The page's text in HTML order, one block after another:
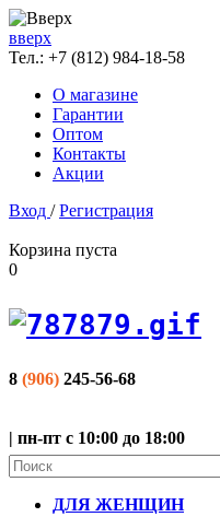
вверх
Тел.: +7 (812) 984-18-58
О магазине
Гарантии
Оптом
Контакты
Акции
Вход /Регистрация
Корзина пуста
0
8 (906) 245-56-68
| пн-пт с 10:00 до 18:00
ДЛЯ ЖЕНЩИН